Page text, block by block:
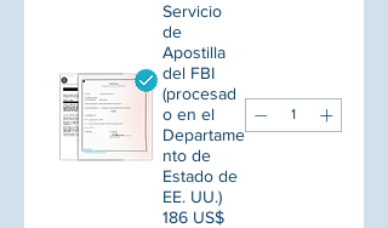
Servicio
de
Apostilla
del FBI
(procesad
o en el
Departame
nto de
Estado de
EE. UU.)
186 US$